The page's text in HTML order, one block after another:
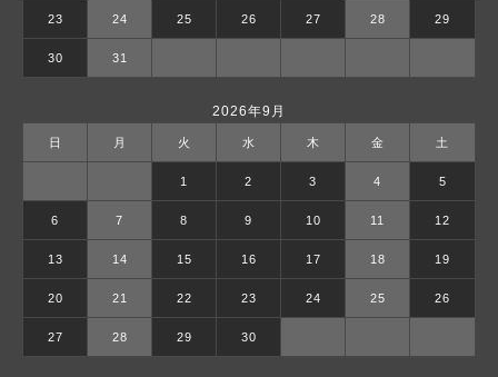
23 24 25 26 27 28 29
30 31
2026年9月
日 月 火 水 木 金 土
1 2 3 4 5
6 7 8 9 10 11 12
13 14 15 16 17 18 19
20 21 22 23 24 25 26
27 28 29 30